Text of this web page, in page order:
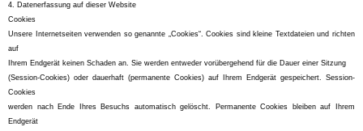
4. Datenerfassung auf dieser Website
Cookies
Unsere Internetseiten verwenden so genannte „Cookies“. Cookies sind kleine Textdateien und richten
auf
Ihrem Endgerät keinen Schaden an. Sie werden entweder vorübergehend für die Dauer einer Sitzung
(Session-Cookies) oder dauerhaft (permanente Cookies) auf Ihrem Endgerät gespeichert. Session-
Cookies
werden nach Ende Ihres Besuchs automatisch gelöscht. Permanente Cookies bleiben auf Ihrem
Endgerät